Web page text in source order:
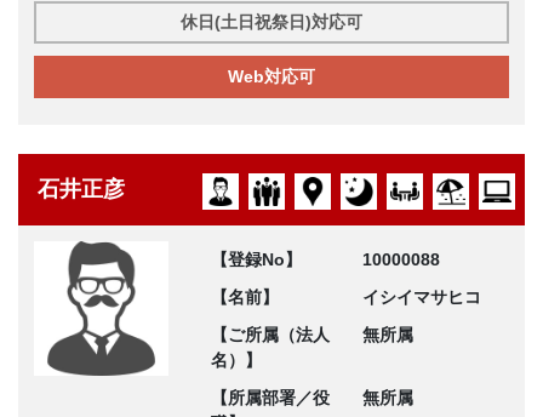
休日(土日祝祭日)対応可
Web対応可
石井正彦
【登録No】
10000088
【名前】
イシイマサヒコ
【ご所属（法人
名）】
無所属
【所属部署／役
無所属